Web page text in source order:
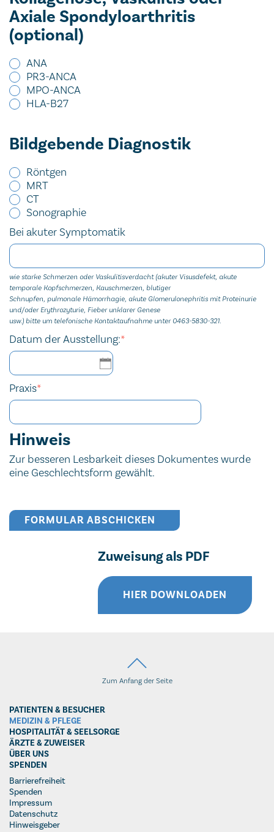
Axiale Spondyloarthritis
(optional)
ANA
PR3-ANCA
MPO-ANCA
HLA-B27
Bildgebende Diagnostik
Röntgen
MRT
CT
Sonographie
Bei akuter Symptomatik
wie starke Schmerzen oder Vaskulitisverdacht (akuter Visusdefekt, akute
temporale Kopfschmerzen, Kauschmerzen, blutiger
Schnupfen, pulmonale Hämorrhagie, akute Glomerulonephritis mit Proteinurie
und/oder Erythrozyturie, Fieber unklarer Genese
usw.) bitte um telefonische Kontaktaufnahme unter 0463-5830-321.
Datum der Ausstellung:*
Praxis*
Hinweis
Zur besseren Lesbarkeit dieses Dokumentes wurde
eine Geschlechtsform gewählt.
FORMULAR ABSCHICKEN
Zuweisung als PDF
HIER DOWNLOADEN
Zum Anfang der Seite
PATIENTEN & BESUCHER
MEDIZIN & PFLEGE
HOSPITALITÄT & SEELSORGE
ÄRZTE & ZUWEISER
ÜBER UNS
SPENDEN
Barrierefreiheit
Spenden
Impressum
Datenschutz
Hinweisgeber